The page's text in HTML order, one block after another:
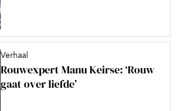
Verhaal
Rouwexpert Manu Keirse: ‘Rouw
gaat over liefde’